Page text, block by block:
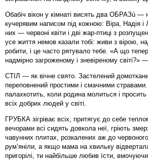
Обабіч вікон у кімнаті висять два ОБРАЗú —
кучерявим написом під кожною: Віра, Надія
них — червоні квіти і дві жар-птиці з
усе життя немов казали тобі: живи з вірою,
робити, і це часто рятувало тебе. «А що
надмірно загроженому і зневіреному
СТІЛ — як вічне свято. Застелений
переповнений простими і смачними
палахкотить, коли родина молиться і
всіх добрих людей у світі.
ГРУБКА зігріває всіх, притягує до себе
вечорами всі сидять довкола неї, гріють
чавунних плитах, розкалених аж до
рум’яніли, а якщо мама на хвильку
пригорілі, ти найбільше любив їсти,